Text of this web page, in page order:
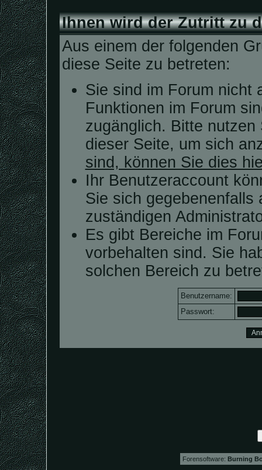
Ihnen wird der Zutritt zu
Aus einem der folgenden
diese Seite zu betreten:
Sie sind im Forum nicht
Funktionen im Forum
zugänglich. Bitte
dieser Seite, um sich
sind, können Sie dies
Ihr Benutzeraccount
Sie sich gegebenenfalls
zuständigen
Es gibt Bereiche im
vorbehalten sind. Sie
solchen Bereich zu
Benutzername:
Passwort:
Forensoftware: Burning